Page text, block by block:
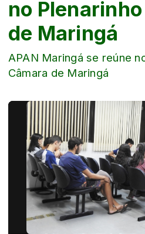
no
de Maringá
APAN Maringá se reúne
Câmara de Maringá